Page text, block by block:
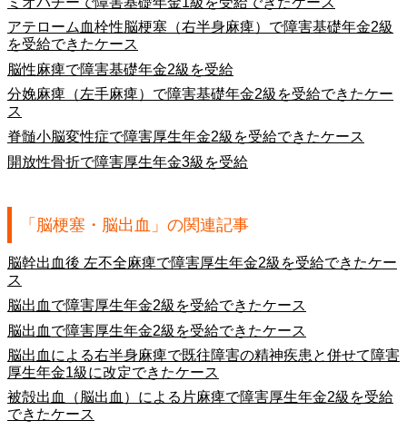
アテローム血栓性脳梗塞（右半身麻痺）で障害基礎年金2級
を受給できたケース
脳性麻痺で障害基礎年金2級を受給
分娩麻痺（左手麻痺）で障害基礎年金2級を受給できたケー
ス
脊髄小脳変性症で障害厚生年金2級を受給できたケース
開放性骨折で障害厚生年金3級を受給
「脳梗塞・脳出血」の関連記事
脳幹出血後 左不全麻痺で障害厚生年金2級を受給できたケー
ス
脳出血で障害厚生年金2級を受給できたケース
脳出血で障害厚生年金2級を受給できたケース
脳出血による右半身麻痺で既往障害の精神疾患と併せて障害
厚生年金1級に改定できたケース
被殻出血（脳出血）による片麻痺で障害厚生年金2級を受給
できたケース